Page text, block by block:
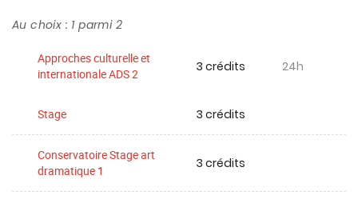
Au choix : 1 parmi 2
Approches culturelle et
internationale ADS 2
3 crédits 24h
Stage 3 crédits
Conservatoire Stage art
dramatique 1
3 crédits